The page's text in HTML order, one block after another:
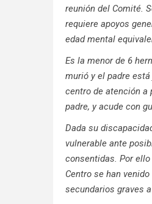
reunión del Comité.
requiere apoyos
edad mental
Es la menor de 6
murió y el padre
centro de atención a
padre, y acude con
Dada su
vulnerable ante
consentidas. Por
Centro se han
secundarios graves